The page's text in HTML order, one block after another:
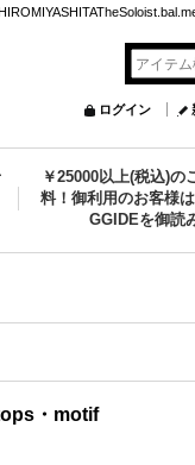
ログイン
￥25000以上(税込)の
料！御利用のお客様
GGIDEを御読
・motif